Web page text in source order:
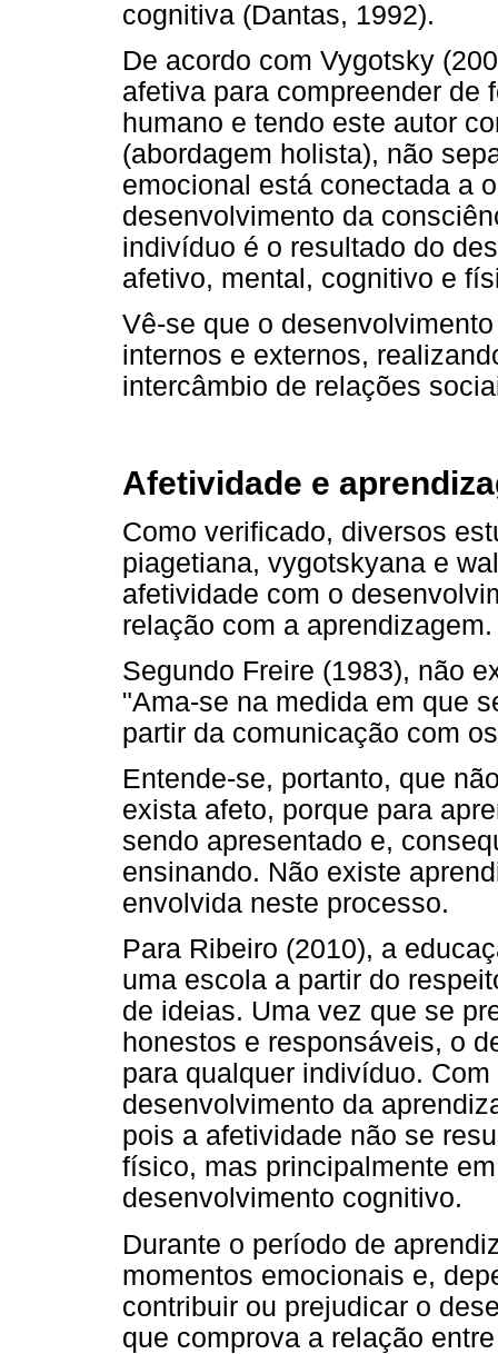
cognitiva (Dantas, 1992).
De acordo com Vygotsky
afetiva para compreender de
humano e tendo este autor
(abordagem holista), não
emocional está conectada a
desenvolvimento da
indivíduo é o resultado do
afetivo, mental, cognitivo e
Vê-se que o
internos e externos,
intercâmbio de relações
Afetividade e
Como verificado, diversos
piagetiana, vygotskyana e
afetividade com o
relação com a aprendizagem.
Segundo Freire (1983), não
"Ama-se na medida em que
partir da comunicação com
Entende-se, portanto, que
exista afeto, porque para
sendo apresentado e,
ensinando. Não existe
envolvida neste processo.
Para Ribeiro (2010), a
uma escola a partir do
de ideias. Uma vez que se
honestos e responsáveis, o
para qualquer indivíduo.
desenvolvimento da
pois a afetividade não se
físico, mas principalmente
desenvolvimento cognitivo.
Durante o período de
momentos emocionais e,
contribuir ou prejudicar o
que comprova a relação